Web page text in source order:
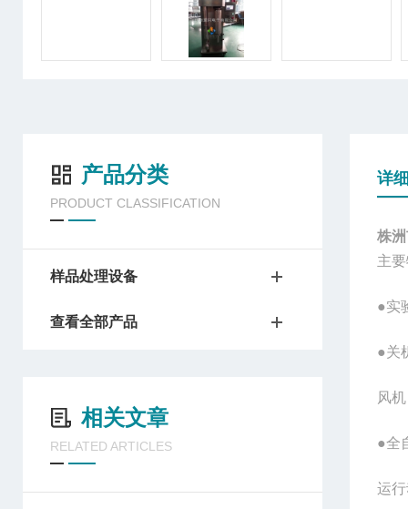
产品分类
PRODUCT CLASSIFICATION
样品处理设备
查看全部产品
相关文章
RELATED ARTICLES
详
株
主
●实
●关
风
●全
运